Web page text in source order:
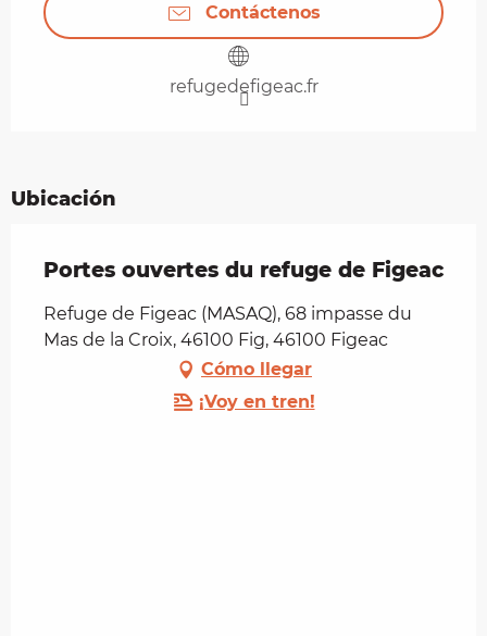
Contáctenos
refugedefigeac.fr
Ubicación
Portes ouvertes du refuge de Figeac
Refuge de Figeac (MASAQ), 68 impasse du
Mas de la Croix, 46100 Fig, 46100 Figeac
Cómo llegar
¡Voy en tren!